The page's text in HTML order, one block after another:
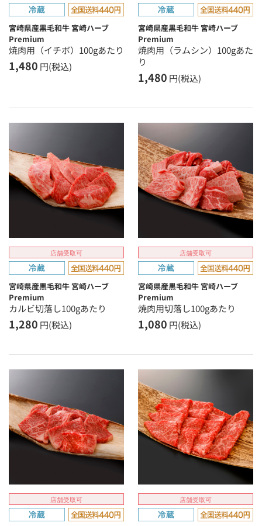
宮崎県産黒毛和牛 宮崎ハーブ
Premium
焼肉用（イチボ）100gあたり
1,480 円(税込)
宮崎県産黒毛和牛 宮崎ハーブ
Premium
焼肉用（ラムシン）100gあた
り
1,480 円(税込)
店舗受取可
宮崎県産黒毛和牛 宮崎ハーブ
Premium
カルビ切落し100gあたり
1,280 円(税込)
店舗受取可
宮崎県産黒毛和牛 宮崎ハーブ
Premium
焼肉用切落し100gあたり
1,080 円(税込)
店舗受取可 店舗受取可